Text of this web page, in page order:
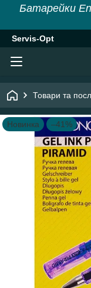
Батарейки
Servis-Opt
Товари та
Новинка –41%